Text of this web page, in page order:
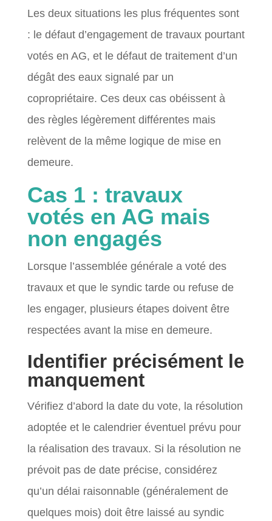
Les deux situations les plus fréquentes sont
: le défaut d’engagement de travaux pourtant
votés en AG, et le défaut de traitement d’un
dégât des eaux signalé par un
copropriétaire. Ces deux cas obéissent à
des règles légèrement différentes mais
relèvent de la même logique de mise en
demeure.
Cas 1 : travaux
votés en AG mais
non engagés
Lorsque l’assemblée générale a voté des
travaux et que le syndic tarde ou refuse de
les engager, plusieurs étapes doivent être
respectées avant la mise en demeure.
Identifier précisément le
manquement
Vérifiez d’abord la date du vote, la résolution
adoptée et le calendrier éventuel prévu pour
la réalisation des travaux. Si la résolution ne
prévoit pas de date précise, considérez
qu’un délai raisonnable (généralement de
quelques mois) doit être laissé au syndic